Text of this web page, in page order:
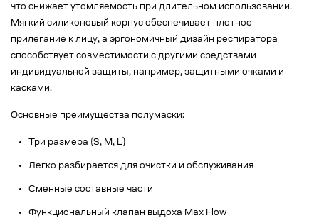
что снижает утомляемость при длительном использовании.
Мягкий силиконовый корпус обеспечивает плотное
прилегание к лицу, а эргономичный дизайн респиратора
способствует совместимости с другими средствами
индивидуальной защиты, например, защитными очками и
касками.
Основные преимущества полумаски:
Три размера (S, M, L)
Легко разбирается для очистки и обслуживания
Сменные составные части
Функциональный клапан выдоха Max Flow